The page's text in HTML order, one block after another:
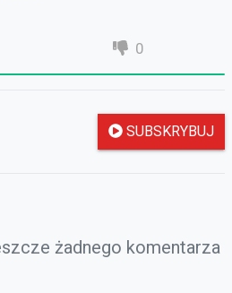
0
SUBSKRYBUJ
żadnego komentarza